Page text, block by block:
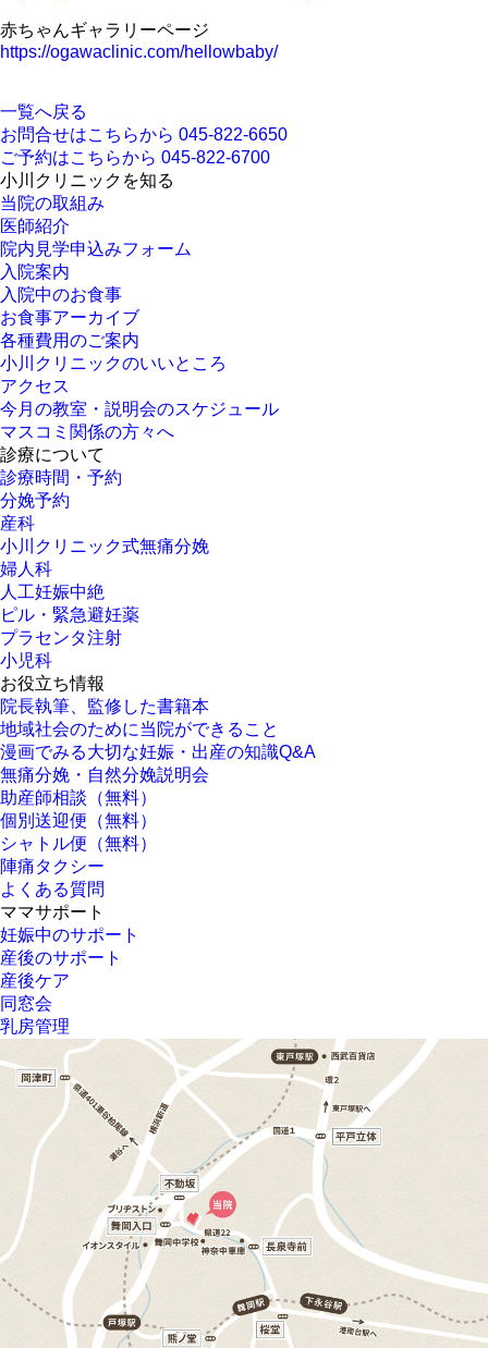
赤ちゃんギャラリーページ
https://ogawaclinic.com/hellowbaby/
一覧へ戻る
お問合せはこちらから 045-822-6650
ご予約はこちらから 045-822-6700
小川クリニックを知る
当院の取組み
医師紹介
院内見学申込みフォーム
入院案内
入院中のお食事
お食事アーカイブ
各種費用のご案内
小川クリニックのいいところ
アクセス
今月の教室・説明会のスケジュール
マスコミ関係の方々へ
診療について
診療時間・予約
分娩予約
産科
小川クリニック式無痛分娩
婦人科
人工妊娠中絶
ピル・緊急避妊薬
プラセンタ注射
小児科
お役立ち情報
院長執筆、監修した書籍本
地域社会のために当院ができること
漫画でみる大切な妊娠・出産の知識Q&A
無痛分娩・自然分娩説明会
助産師相談（無料）
個別送迎便（無料）
シャトル便（無料）
陣痛タクシー
よくある質問
ママサポート
妊娠中のサポート
産後のサポート
産後ケア
同窓会
乳房管理